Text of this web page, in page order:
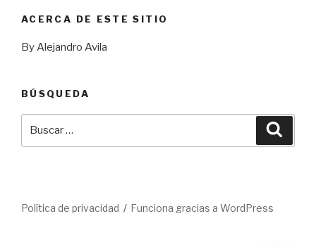
ACERCA DE ESTE SITIO
By Alejandro Avila
BÚSQUEDA
Política de privacidad Funciona gracias a WordPress